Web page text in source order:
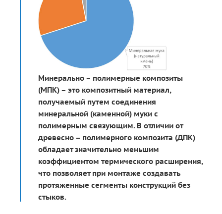
Минерально – полимерные композиты
(МПК) – это композитный материал,
получаемый путем соединения
минеральной (каменной) муки с
полимерным связующим. В отличии от
древесно – полимерного композита (ДПК)
обладает значительно меньшим
коэффициентом термического расширения,
что позволяет при монтаже создавать
протяженные сегменты конструкций без
стыков.